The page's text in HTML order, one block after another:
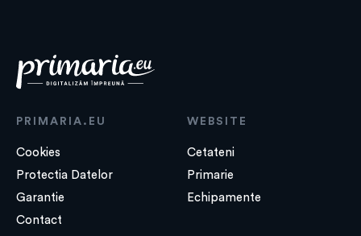
PRIMARIA.EU
Cookies
Protectia Datelor
Garantie
Contact
WEBSITE
Cetateni
Primarie
Echipamente